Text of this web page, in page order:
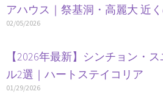
アハウス｜祭基洞・高麗大 近
02/05/2026
【2026年最新】シンチョン・
ル2選｜ハートステイコリア
01/29/2026